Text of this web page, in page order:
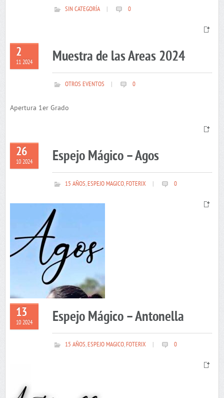
SIN CATEGORÍA 0
2
11 2024 Muestra de las Areas 2024
OTROS EVENTOS 0
Apertura 1er Grado
26
10 2024 Espejo Mágico – Agos
15 AÑOS,ESPEJO MAGICO,FOTERIX 0
13
10 2024 Espejo Mágico – Antonella
15 AÑOS,ESPEJO MAGICO,FOTERIX 0